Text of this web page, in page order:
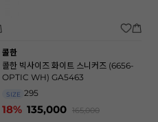
콜한
콜한 빅사이즈 화이트 스니커즈 (6656-
OPTIC WH) GA5463
SIZE 295
18% 135,000 165,000